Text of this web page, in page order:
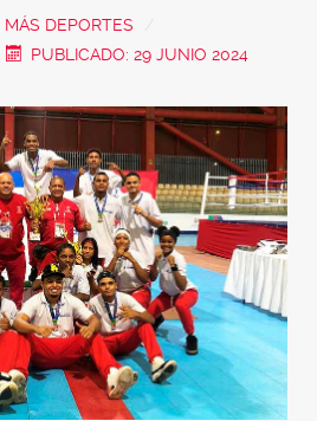
MÁS DEPORTES
PUBLICADO: 29 JUNIO 2024